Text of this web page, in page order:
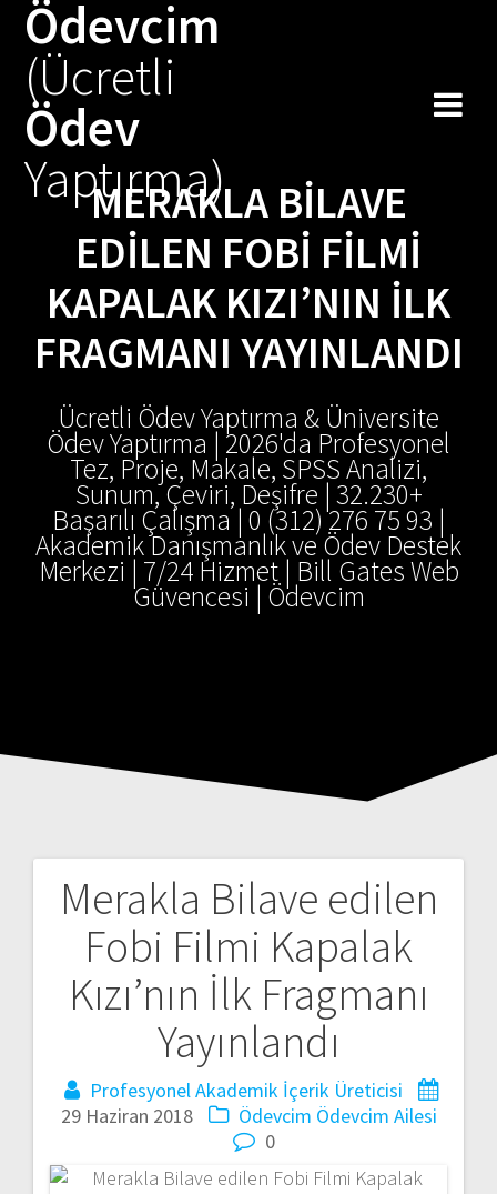
Ödevcim
(Ücretli
Ödev
Yaptırma)
MERAKLA BILAVE
EDILEN FOBI FILMI
KAPALAK KIZI’NIN İLK
FRAGMANI YAYINLANDI
Ücretli Ödev Yaptırma & Üniversite
Ödev Yaptırma | 2026'da Profesyonel
Tez, Proje, Makale, SPSS Analizi,
Sunum, Çeviri, Deşifre | 32.230+
Başarılı Çalışma | 0 (312) 276 75 93 |
Akademik Danışmanlık ve Ödev Destek
Merkezi | 7/24 Hizmet | Bill Gates Web
Güvencesi | Ödevcim
Merakla Bilave edilen
Fobi Filmi Kapalak
Kızı’nın İlk Fragmanı
Yayınlandı
Profesyonel Akademik İçerik Üreticisi
29 Haziran 2018
Ödevcim Ödevcim Ailesi
0
Yazı
gezinmesi